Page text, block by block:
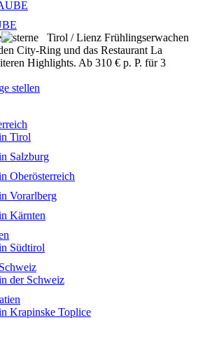
Tirol / Lienz Frühlingserwachen
City-Ring und das Restaurant La
Highlights. Ab 310 € p. P. für 3
stellen
Tirol
Salzburg
Oberösterreich
Vorarlberg
Kärnten
Südtirol
der Schweiz
Krapinske Toplice